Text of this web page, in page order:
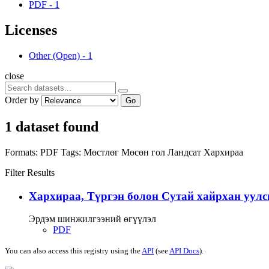
PDF - 1
Licenses
Other (Open) - 1
close
Order by Go
1 dataset found
Formats: PDF Tags: Мөстлөг Мөсөн гол Ландсат Хархираа
Filter Results
Хархираа, Түргэн болон Сутай хайрхан
Эрдэм шинжилгээний өгүүлэл
PDF
You can also access this registry using theAPI (seeAPI Docs).